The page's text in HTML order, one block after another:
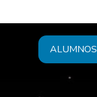
ALUMNOS